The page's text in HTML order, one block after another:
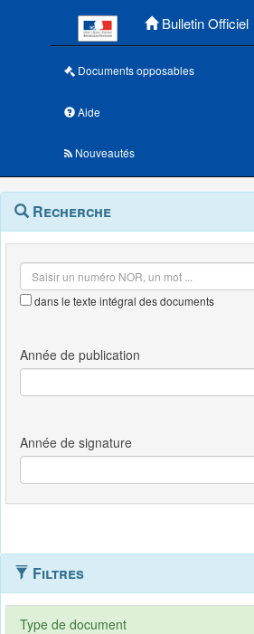
Bulletin Officiel
Documents opposables
Aide
Nouveautés
Navigation
outils
Menu
contextuel
Recherche
dans le texte intégral des documents
Filtres
Type de document